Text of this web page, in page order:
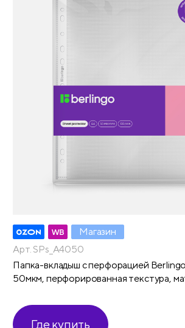
Магазин
Арт. SPs_A4050
Папка-вкладыш с перфорацией
50мкм, перфорированная текстура,
Где купить